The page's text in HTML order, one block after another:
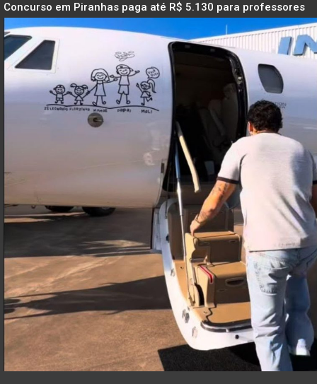
Concurso em Piranhas paga até R$ 5.130 para professores